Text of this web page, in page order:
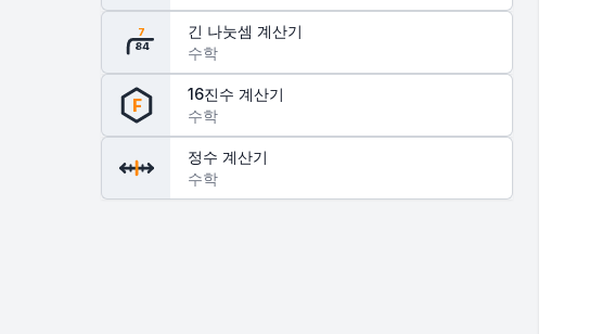
84
7
긴 나눗셈 계산기
수학
F
16진수 계산기
수학
정수 계산기
수학